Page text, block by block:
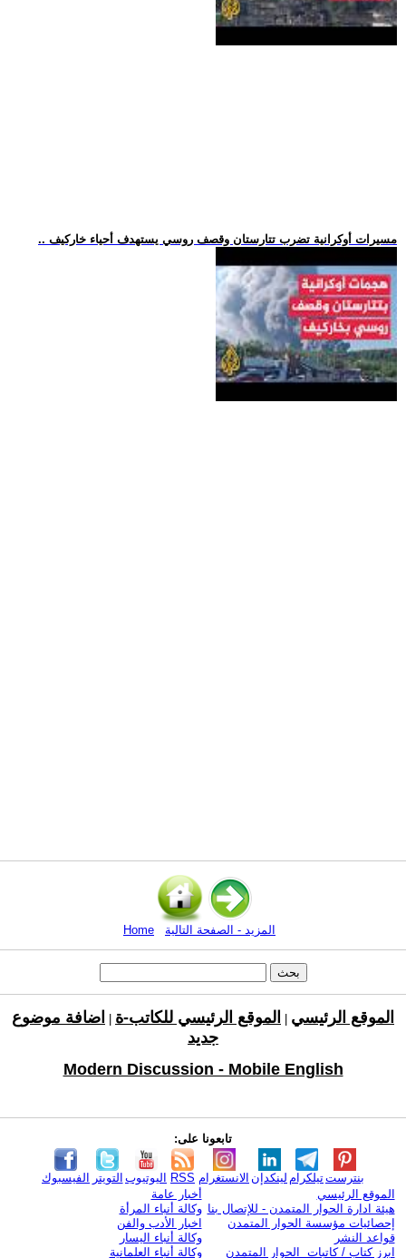
.. مسيرات أوكرانية تضرب تتارستان وقصف روسي يستهدف أحياء خاركيف
Home المزيد - الصفحة التالية
الموقع الرئيسي الموقع الرئيسي للكاتب-ة
اضافة موضوع
جديد
Modern Discussion - Mobile English
تابعونا على:
الفيسبوك التويتر اليوتيوب RSS الانستغرام لينكدإن تيلكرامبنترست
الموقع الرئيسي
هيئة ادارة الحوار المتمدن - للإتصال بنا
إحصائيات مؤسسة الحوار المتمدن
قواعد النشر
ابرز كتاب / كاتبات الحوار المتمدن
أخبار عامة
وكالة أنباء المرأة
اخبار الأدب والفن
وكالة أنباء اليسار
وكالة أنباء العلمانية